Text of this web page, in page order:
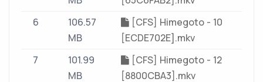
6
106.57
MB
[CFS] Himegoto - 10
[ECDE702E].mkv
7
101.99
MB
[CFS] Himegoto - 12
[8800CBA3].mkv